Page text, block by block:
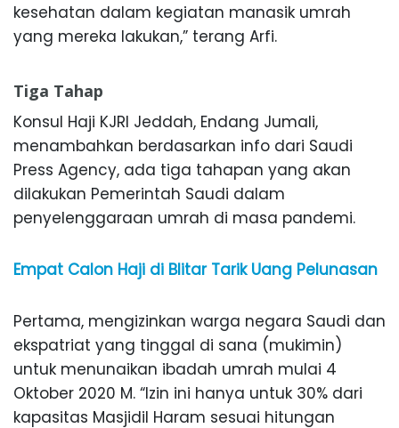
kesehatan dalam kegiatan manasik umrah
yang mereka lakukan,” terang Arfi.
Tiga Tahap
Konsul Haji KJRI Jeddah, Endang Jumali,
menambahkan berdasarkan info dari Saudi
Press Agency, ada tiga tahapan yang akan
dilakukan Pemerintah Saudi dalam
penyelenggaraan umrah di masa pandemi.
Empat Calon Haji di Blitar Tarik Uang Pelunasan
Pertama, mengizinkan warga negara Saudi dan
ekspatriat yang tinggal di sana (mukimin)
untuk menunaikan ibadah umrah mulai 4
Oktober 2020 M. “Izin ini hanya untuk 30% dari
kapasitas Masjidil Haram sesuai hitungan